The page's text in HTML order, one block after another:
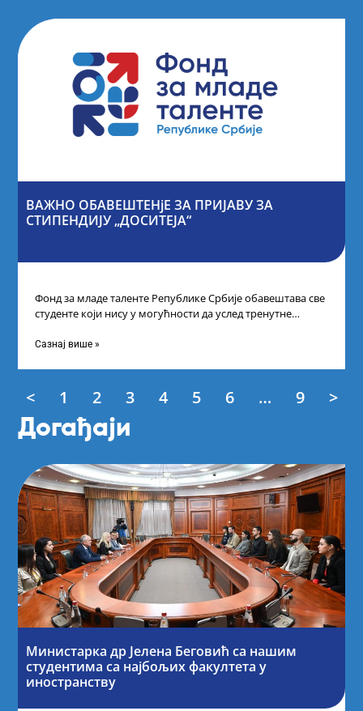
ВАЖНО ОБАВЕШТЕНјЕ ЗА ПРИЈАВУ ЗА
СТИПЕНДИЈУ „ДОСИТЕЈА“
Фонд за младе таленте Републике Србије обавештава све
студенте који нису у могућности да услед тренутне
Сазнај више »
< 1 2 3 4 5 6 … 9 >
Догађаји
Министарка др Јелена Беговић са нашим
студентима са најбољих факултета у
иностранству